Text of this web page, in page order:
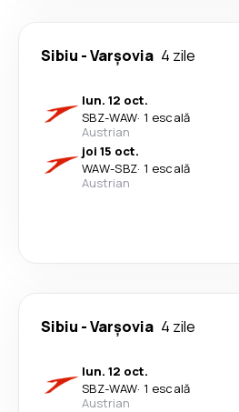
Sibiu -Varşovia 4 zile
lun. 12 oct.
SBZ-WAW· 1 escală
Austrian
joi 15 oct.
WAW-SBZ· 1 escală
Austrian
Sibiu -Varşovia 4 zile
lun. 12 oct.
SBZ-WAW· 1 escală
Austrian